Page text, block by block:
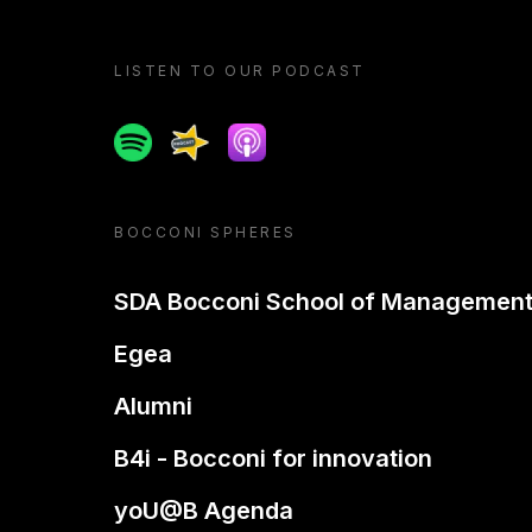
LISTEN TO OUR PODCAST
SpotifySpreakerApple podcast
BOCCONI SPHERES
SDA Bocconi School of Management
Egea
Alumni
B4i - Bocconi for innovation
yoU@B Agenda